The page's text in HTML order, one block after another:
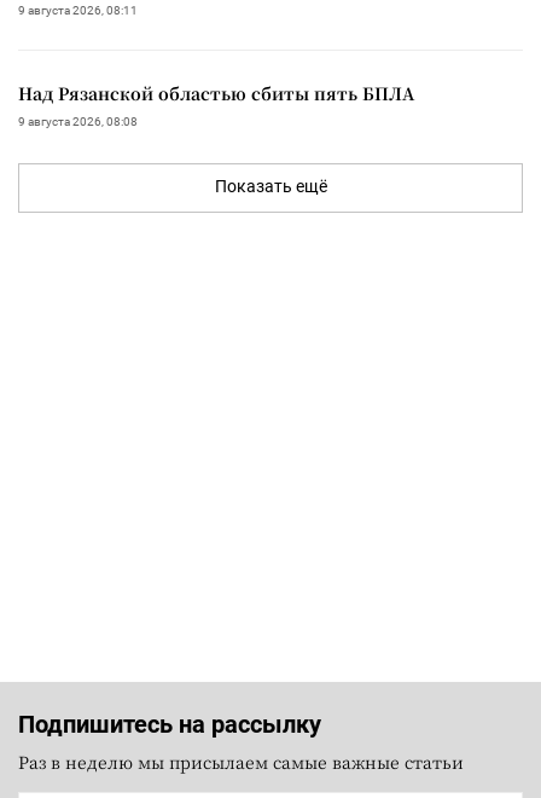
9 августа 2026, 08:11
Над Рязанской областью сбиты пять БПЛА
9 августа 2026, 08:08
Показать ещё
Подпишитесь на рассылку
Раз в неделю мы присылаем самые важные статьи